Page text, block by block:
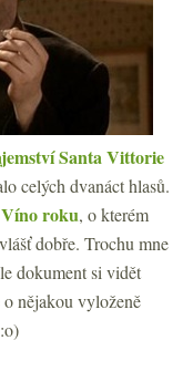
Santa Vittorie
celých dvanáct hlasů.
Víno roku, o kterém
dobře. Trochu mne
dokument si vidět
nějakou vyloženě